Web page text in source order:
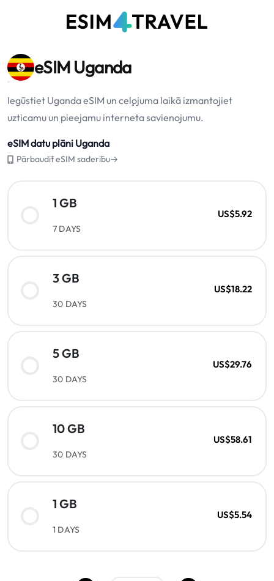
eSIM Uganda
Iegūstiet Uganda eSIM un ceļojuma laikā izmantojiet
uzticamu un pieejamu interneta savienojumu.
eSIM datu plāni Uganda
Pārbaudīt eSIM saderību→
1 GB
7 DAYS
US$5.92
3 GB
30 DAYS
US$18.22
5 GB
30 DAYS
US$29.76
10 GB
30 DAYS
US$58.61
1 GB
1 DAYS
US$5.54